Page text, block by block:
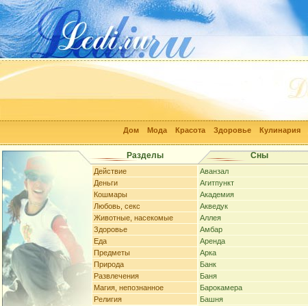
Дом Мода Красота Здоровье Кулинария
Разделы Сны
Действие
Деньги
Кошмары
Любовь, секс
Животные, насекомые
Здоровье
Еда
Предметы
Природа
Развлечения
Магия, непознанное
Религия
Аванзал
Агитпункт
Академия
Акведук
Аллея
Амбар
Аренда
Арка
Банк
Баня
Барокамера
Башня